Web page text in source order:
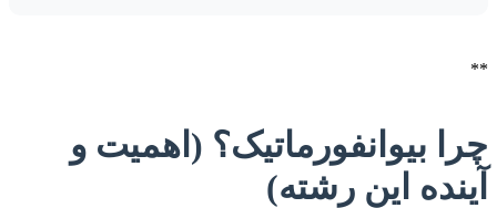
**
چرا بیوانفورماتیک؟ (اهمیت و
آینده این رشته)